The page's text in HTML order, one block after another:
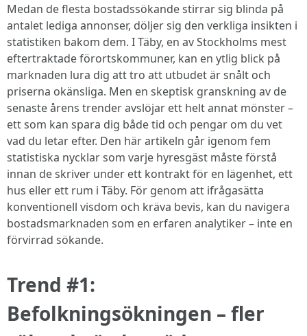
Medan de flesta bostadssökande stirrar sig blinda på
antalet lediga annonser, döljer sig den verkliga insikten i
statistiken bakom dem. I Täby, en av Stockholms mest
eftertraktade förortskommuner, kan en ytlig blick på
marknaden lura dig att tro att utbudet är snålt och
priserna okänsliga. Men en skeptisk granskning av de
senaste årens trender avslöjar ett helt annat mönster –
ett som kan spara dig både tid och pengar om du vet
vad du letar efter. Den här artikeln går igenom fem
statistiska nycklar som varje hyresgäst måste förstå
innan de skriver under ett kontrakt för en lägenhet, ett
hus eller ett rum i Täby. För genom att ifrågasätta
konventionell visdom och kräva bevis, kan du navigera
bostadsmarknaden som en erfaren analytiker – inte en
förvirrad sökande.
Trend #1:
Befolkningsökningen – fler